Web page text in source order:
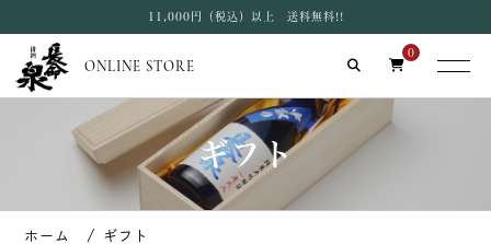
11,000円（税込）以上 送料無料!!
ONLINE STORE
0
ギフト
ギフト